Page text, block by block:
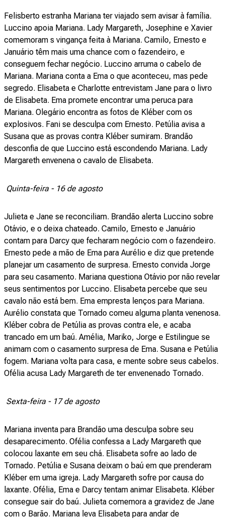
Felisberto estranha Mariana ter viajado sem avisar à família.
Luccino apoia Mariana. Lady Margareth, Josephine e Xavier
comemoram s vingança feita à Mariana. Camilo, Ernesto e
Januário têm mais uma chance com o fazendeiro, e
conseguem fechar negócio. Luccino arruma o cabelo de
Mariana. Mariana conta a Ema o que aconteceu, mas pede
segredo. Elisabeta e Charlotte entrevistam Jane para o livro
de Elisabeta. Ema promete encontrar uma peruca para
Mariana. Olegário encontra as fotos de Kléber com os
explosivos. Fani se desculpa com Ernesto. Petúlia avisa a
Susana que as provas contra Kléber sumiram. Brandão
desconfia de que Luccino está escondendo Mariana. Lady
Margareth envenena o cavalo de Elisabeta.
Quinta-feira - 16 de agosto
Julieta e Jane se reconciliam. Brandão alerta Luccino sobre
Otávio, e o deixa chateado. Camilo, Ernesto e Januário
contam para Darcy que fecharam negócio com o fazendeiro.
Ernesto pede a mão de Ema para Aurélio e diz que pretende
planejar um casamento de surpresa. Ernesto convida Jorge
para seu casamento. Mariana questiona Otávio por não revelar
seus sentimentos por Luccino. Elisabeta percebe que seu
cavalo não está bem. Ema empresta lenços para Mariana.
Aurélio constata que Tornado comeu alguma planta venenosa.
Kléber cobra de Petúlia as provas contra ele, e acaba
trancado em um baú. Amélia, Mariko, Jorge e Estilingue se
animam com o casamento surpresa de Ema. Susana e Petúlia
fogem. Mariana volta para casa, e mente sobre seus cabelos.
Ofélia acusa Lady Margareth de ter envenenado Tornado.
Sexta-feira - 17 de agosto
Mariana inventa para Brandão uma desculpa sobre seu
desaparecimento. Ofélia confessa a Lady Margareth que
colocou laxante em seu chá. Elisabeta sofre ao lado de
Tornado. Petúlia e Susana deixam o baú em que prenderam
Kléber em uma igreja. Lady Margareth sofre por causa do
laxante. Ofélia, Ema e Darcy tentam animar Elisabeta. Kléber
consegue sair do baú. Julieta comemora a gravidez de Jane
com o Barão. Mariana leva Elisabeta para andar de